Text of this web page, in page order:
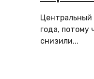
Центральный
года, потому
снизили...